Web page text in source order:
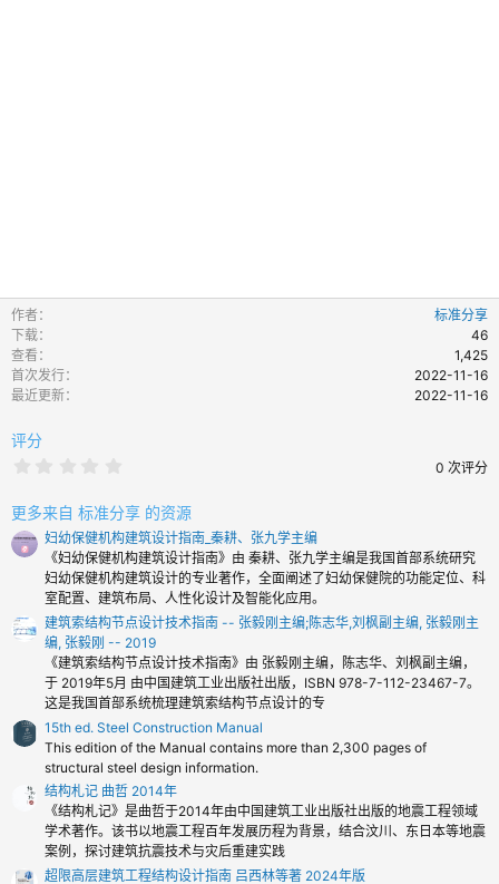
作者
标准分享
下载
46
查看
1,425
首次发行
2022-11-16
最近更新
2022-11-16
评分
0
颗
星
0 次评分
更多来自 标准分享 的资源
妇幼保健机构建筑设计指南_秦耕、张九学主编
《妇幼保健机构建筑设计指南》由 秦耕、张九学主编是我国首部系统研究
妇幼保健机构建筑设计的专业著作，全面阐述了妇幼保健院的功能定位、科
室配置、建筑布局、人性化设计及智能化应用。
建筑索结构节点设计技术指南 -- 张毅刚主编;陈志华,刘枫副主编, 张毅刚主
编, 张毅刚 -- 2019
《建筑索结构节点设计技术指南》由 张毅刚主编，陈志华、刘枫副主编，
于 2019年5月 由中国建筑工业出版社出版，ISBN 978-7-112-23467-7。
这是我国首部系统梳理建筑索结构节点设计的专
15th ed. Steel Construction Manual
This edition of the Manual contains more than 2,300 pages of
structural steel design information.
结构札记 曲哲 2014年
《结构札记》是曲哲于2014年由中国建筑工业出版社出版的地震工程领域
学术著作。该书以地震工程百年发展历程为背景，结合汶川、东日本等地震
案例，探讨建筑抗震技术与灾后重建实践
超限高层建筑工程结构设计指南 吕西林等著 2024年版